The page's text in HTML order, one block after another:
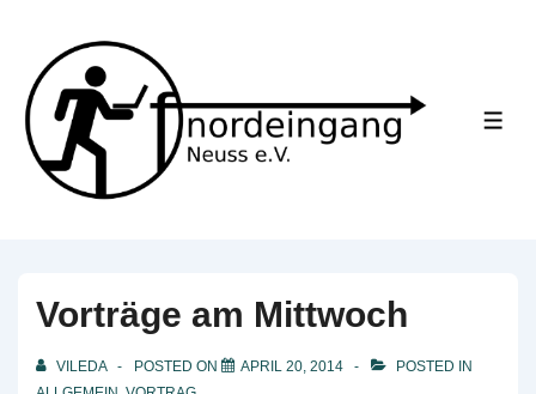
Main
Content
Vorträge am Mittwoch
VILEDA POSTED ON APRIL 20, 2014
POSTED IN